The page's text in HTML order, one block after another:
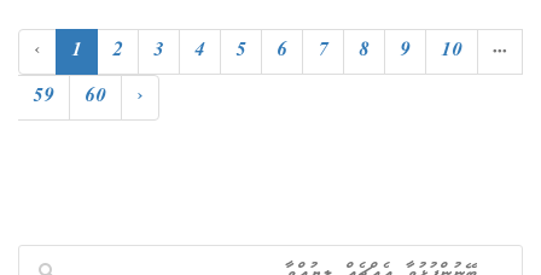
‹ 1 2 3 4 5 6 7 8 9 10
...
59
60 ›